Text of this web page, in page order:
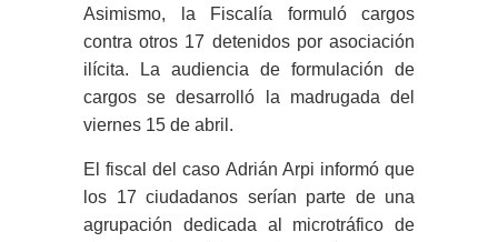
Asimismo, la Fiscalía formuló cargos
contra otros 17 detenidos por asociación
ilícita. La audiencia de formulación de
cargos se desarrolló la madrugada del
viernes 15 de abril.
El fiscal del caso Adrián Arpi informó que
los 17 ciudadanos serían parte de una
agrupación dedicada al microtráfico de